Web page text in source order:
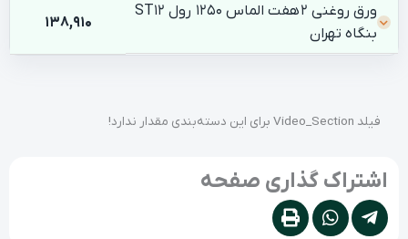
ورق روغنی 2 هفت الماس 1250 رول ST12
بنگاه تهران
138,910
فیلد Video_Section برای این دسته‌بندی مقدار ندارد!
اشتراک گذاری صفحه